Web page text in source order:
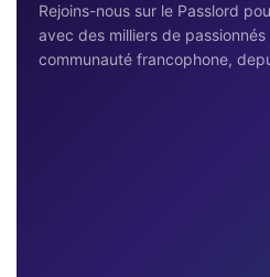
Rejoins-nous sur le Passlord
avec des milliers de
communauté francophone,